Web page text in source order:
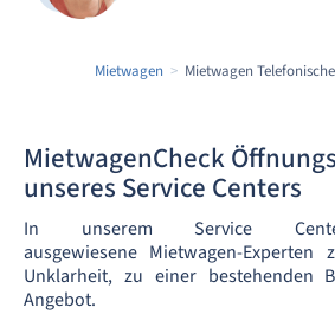
Mietwagen Mietwagen
MietwagenCheck
unseres Service Centers
In unserem Service
ausgewiesene Mietwagen-
Unklarheit, zu einer bestehenden
Angebot.